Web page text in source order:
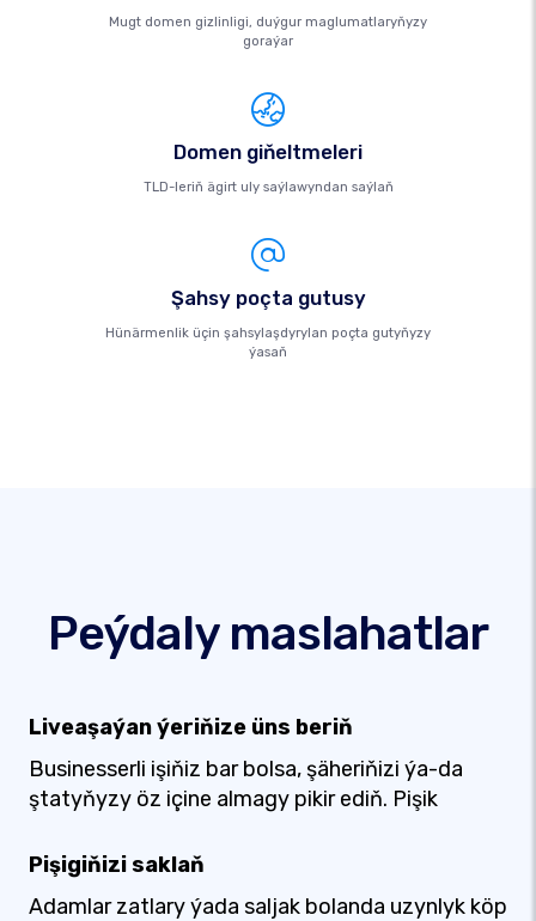
Mugt domen gizlinligi, duýgur maglumatlaryňyzy
goraýar
Domen giňeltmeleri
TLD-leriň ägirt uly saýlawyndan saýlaň
Şahsy poçta gutusy
Hünärmenlik üçin şahsylaşdyrylan poçta gutyňyzy
ýasaň
Peýdaly maslahatlar
Liveaşaýan ýeriňize üns beriň
Businesserli işiňiz bar bolsa, şäheriňizi ýa-da
ştatyňyzy öz içine almagy pikir ediň. Pişik
Pişigiňizi saklaň
Adamlar zatlary ýada saljak bolanda uzynlyk köp